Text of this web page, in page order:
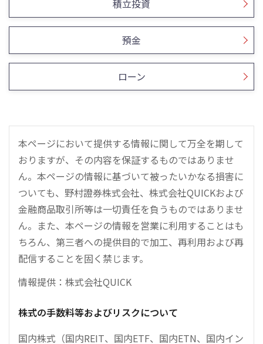
積立投資
預金
ローン
本ページにおいて提供する情報に関して万全を期して
おりますが、その内容を保証するものではありませ
ん。本ページの情報に基づいて被ったいかなる損害に
ついても、野村證券株式会社、株式会社QUICKおよび
金融商品取引所等は一切責任を負うものではありませ
ん。また、本ページの情報を営業に利用することはも
ちろん、第三者への提供目的で加工、再利用および再
配信することを固く禁じます。
情報提供：株式会社QUICK
株式の手数料等およびリスクについて
国内株式（国内REIT、国内ETF、国内ETN、国内イン